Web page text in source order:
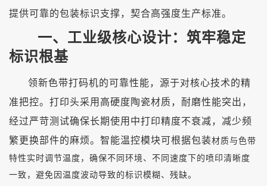
提供可靠的包装标识支撑，契合高强度生产标准。
一、工业级核心设计：筑牢稳定
标识根基
领新色带打码机的可靠性能，源于对核心技术的精
准把控。打印头采用高硬度陶瓷材质，耐磨性能突出，
经过严苛测试确保长期使用中打印精度不衰减，减少频
繁更换部件的麻烦。智能温控模块可根据包装材质与色带
特性实时调节温度，确保不同环境、不同速度下的喷印清晰度
一致，避免因温度波动导致的标识模糊、残缺。